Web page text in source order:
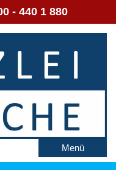
- 440 1 880
Menü